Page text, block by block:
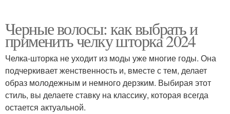
Черные волосы: как выбрать и
применить челку шторка 2024
Челка-шторка не уходит из моды уже многие годы. Она
подчеркивает женственность и, вместе с тем, делает
образ молодежным и немного дерзким. Выбирая этот
стиль, вы делаете ставку на классику, которая всегда
остается актуальной.